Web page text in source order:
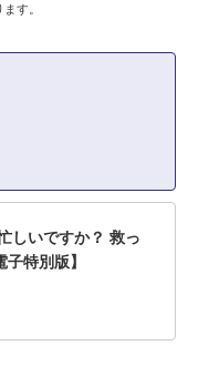
す。
しいですか？ 救っ
特別版】